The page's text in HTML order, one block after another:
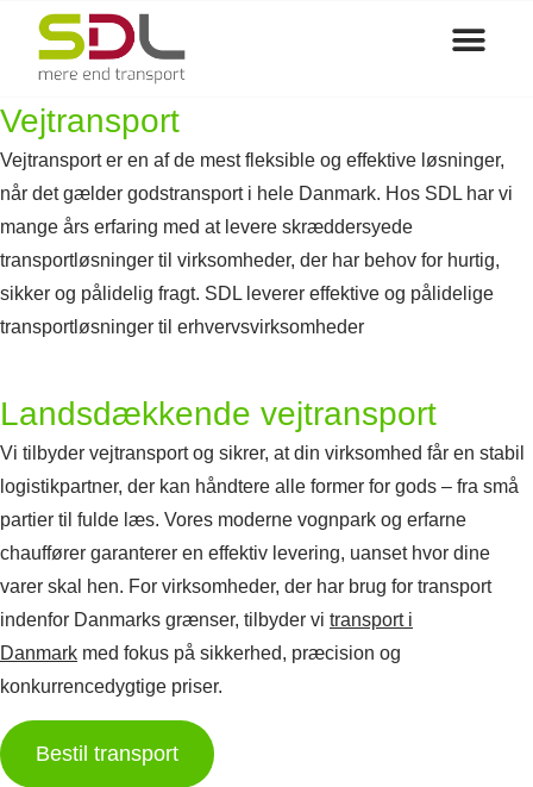
Vejtransport
Vejtransport er en af de mest fleksible og effektive løsninger,
når det gælder godstransport i hele Danmark. Hos SDL har vi
mange års erfaring med at levere skræddersyede
transportløsninger til virksomheder, der har behov for hurtig,
sikker og pålidelig fragt. SDL leverer effektive og pålidelige
transportløsninger til erhvervsvirksomheder
Landsdækkende vejtransport
Vi tilbyder vejtransport og sikrer, at din virksomhed får en stabil
logistikpartner, der kan håndtere alle former for gods – fra små
partier til fulde læs. Vores moderne vognpark og erfarne
chauffører garanterer en effektiv levering, uanset hvor dine
varer skal hen. For virksomheder, der har brug for transport
indenfor Danmarks grænser, tilbyder vi transport i
Danmark med fokus på sikkerhed, præcision og
konkurrencedygtige priser.
Bestil transport